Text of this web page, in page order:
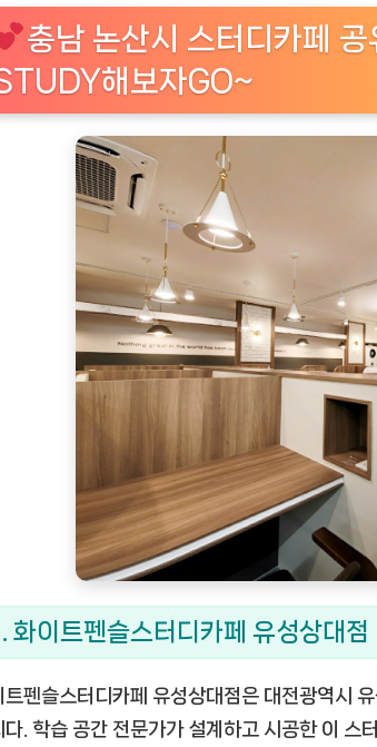
충남 논산시 스터디카페 공
해보자GO~
화이트펜슬스터디카페 유성상대점
트펜슬스터디카페 유성상대점은 대전광역시
다. 학습 공간 전문가가 설계하고 시공한 이 스